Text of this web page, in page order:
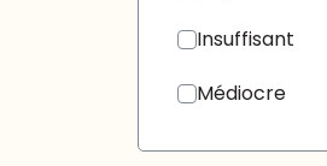
Insuffisant
Médiocre